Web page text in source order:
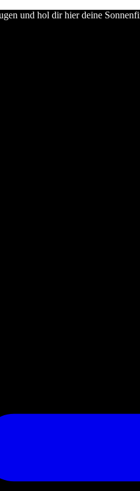
und hol dir hier deine